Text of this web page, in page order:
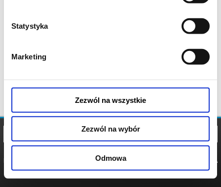
Statystyka
Marketing
Zezwól na wszystkie
Zezwól na wybór
Odmowa
POLITYKA
POLITYKA